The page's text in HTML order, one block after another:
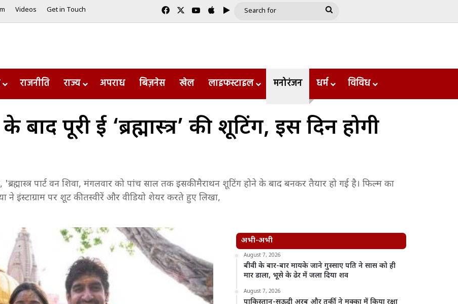
Videos Get in Touch FacebookYouTube
AppleGoogle Play
Search
राजनीति राज्य अपराध बिज़नेस खेल लाइफस्टाइल मनोरंजन धर्म विविध
पूरी हुई ‘ब्रह्मास्त्र’ की शूटिंग, इस दिन होगी
पार्ट वन शिवा, मंगलवार को पांच साल तक इसकी मैराथन शूटिंग होने के बाद बनकर तैयार हो गई है। फिल्म का
इंस्टाग्राम पर शूट की तस्वीरें और वीडियो शेयर करते हुए लिखा,
अभी-अभी
August 7, 2026
बीवी के बार-बार मायके जाने गुस्साए पति ने सास को ही
मार डाला, भूसे के ढेर में जला दिया शव
August 7, 2026